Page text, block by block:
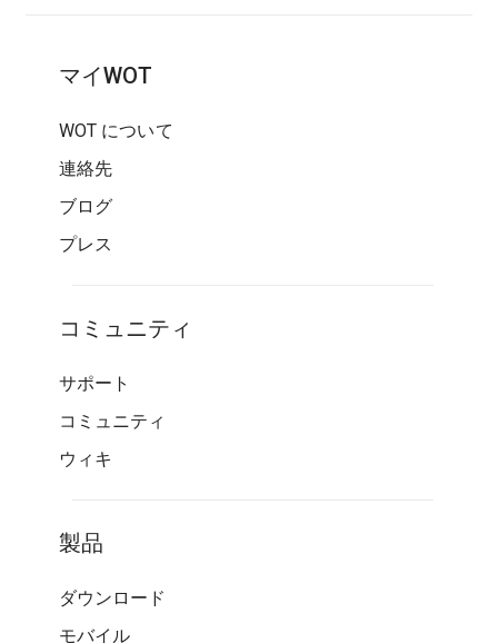
マイWOT
WOT について
連絡先
ブログ
プレス
コミュニティ
サポート
コミュニティ
ウィキ
製品
ダウンロード
モバイル